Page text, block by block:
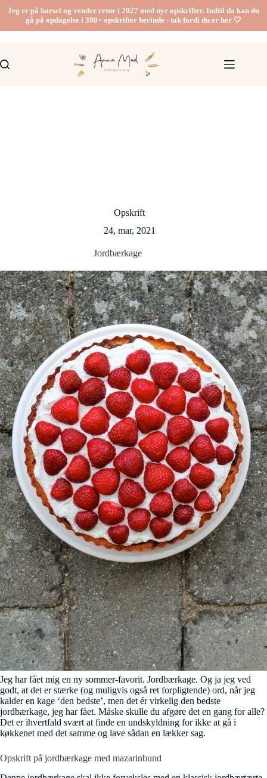
indhold
Jeg er på barsel og vender retur i 2027 med nye opskrifter. Indtil da kan du
gå på opdagelse i 300+ opskrifter herinde - tak fordi du er her 🤍
Opskrift
24, mar, 2021
Jordbærkage
Jeg har fået mig en ny sommer-favorit. Jordbærkage. Og ja jeg ved
godt, at det er stærke (og muligvis også ret forpligtende) ord, når jeg
kalder en kage ‘den bedste’, men det ér virkelig den bedste
jordbærkage, jeg har fået. Måske skulle du afgøre det en gang for alle?
Det er ihvertfald svært at finde en undskyldning for ikke at gå i
køkkenet med det samme og lave sådan en lækker sag.
Opskrift på jordbærkage med mazarinbund